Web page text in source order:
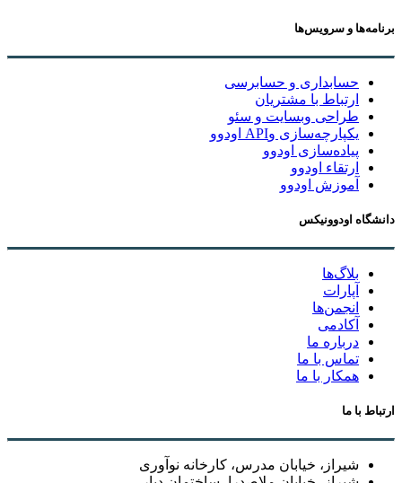
برنامه‌ها و سرویس‌ها
حسابداری و حسابرسی
ارتباط با مشتریان
طراحی وبسایت و سئو
یکپارچه‌سازی وAPI اودوو
پیاده‌سازی اودوو
ارتقاء اودوو
آموزش اودوو
دانشگاه اودوونیکس
بلاگ‌ها
آپارات
انجمن‌ها
آکادمی
درباره ما
تماس با ما
همکار با ما
ارتباط با ما
شیراز، خیابان مدرس، کارخانه نوآوری